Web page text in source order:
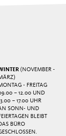
(NOVEMBER -
- FREITAG
– 12.00 UND
– 17.00 UHR
SONN- UND
BLEIBT
BÜRO